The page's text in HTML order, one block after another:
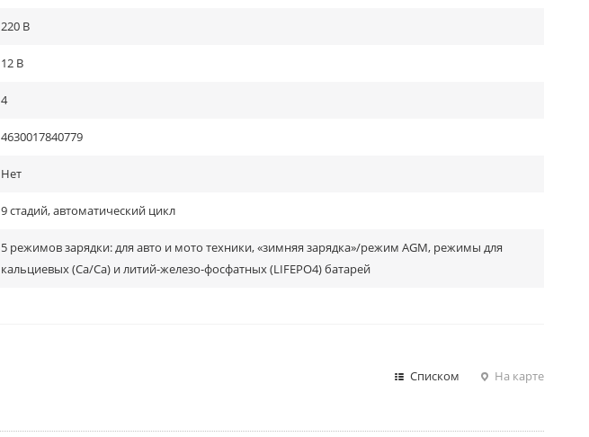
220 В
12 В
4
4630017840779
Нет
9 стадий, автоматический цикл
5 режимов зарядки: для авто и мото техники, «зимняя зарядка»/режим AGM, режимы для
кальциевых (Сa/Ca) и литий-железо-фосфатных (LIFEPO4) батарей
Списком На карте